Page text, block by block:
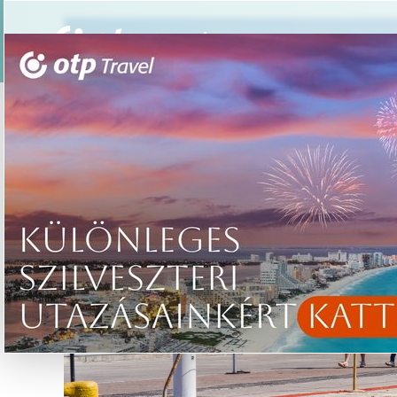
Csoportos utazások